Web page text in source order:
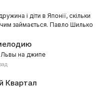
і діти в Японії, скільки
чим займається. Павло Шилько
на джипе
Квартал